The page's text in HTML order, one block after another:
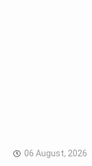
06 August, 2026